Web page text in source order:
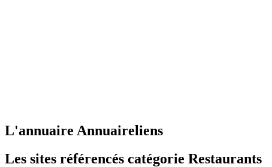
L'annuaire Annuaireliens
Les sites référencés catégorie Restaurants